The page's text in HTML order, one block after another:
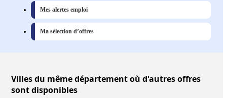
Mes alertes emploi
Ma sélection d’offres
Villesdu même département où d'autres offres
sont disponibles